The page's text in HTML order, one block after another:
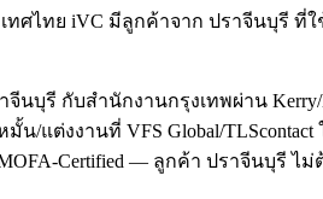
ศไทย iVC มีลูกค้าจาก ปราจีนบุรี
จีนบุรี กับสำนักงานกรุงเทพผ่าน
น/แต่งงานที่ VFS Global/
Certified — ลูกค้า ปราจีนบุรี ไ